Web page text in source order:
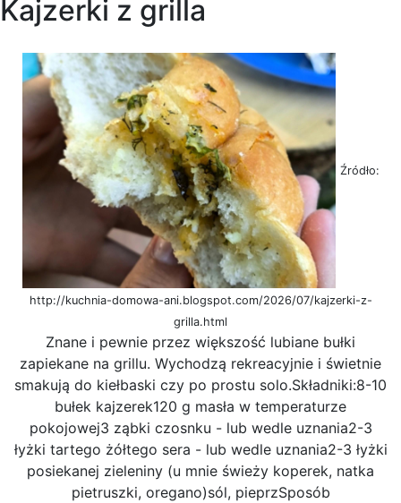
Kajzerki z grilla
Źródło:
http://kuchnia-domowa-ani.blogspot.com/2026/07/kajzerki-z-
grilla.html
Znane i pewnie przez większość lubiane bułki
zapiekane na grillu. Wychodzą rekreacyjnie i świetnie
smakują do kiełbaski czy po prostu solo.Składniki:8-10
bułek kajzerek120 g masła w temperaturze
pokojowej3 ząbki czosnku - lub wedle uznania2-3
łyżki tartego żółtego sera - lub wedle uznania2-3 łyżki
posiekanej zieleniny (u mnie świeży koperek, natka
pietruszki, oregano)sól, pieprzSposób